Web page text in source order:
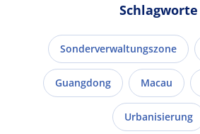
Schlagworte
Sonderverwaltungszone
Guangdong Macau
Urbanisierung